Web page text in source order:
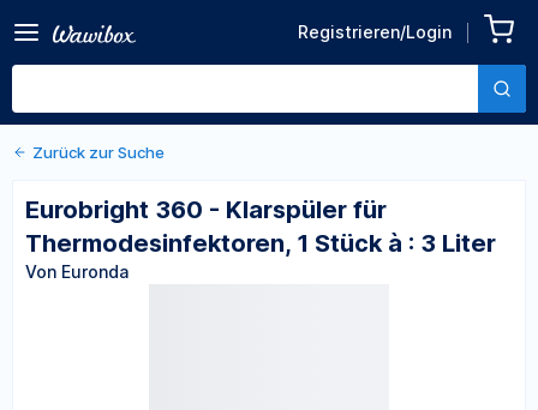
Registrieren/Login
für Thermodesinfektoren, 1
Stück à : 3 Liter
Von Euronda
Zurück zu den Produktdetails
Zurück zur Suche
Eurobright 360 - Klarspüler für
Thermodesinfektoren, 1 Stück à : 3 Liter
Von Euronda